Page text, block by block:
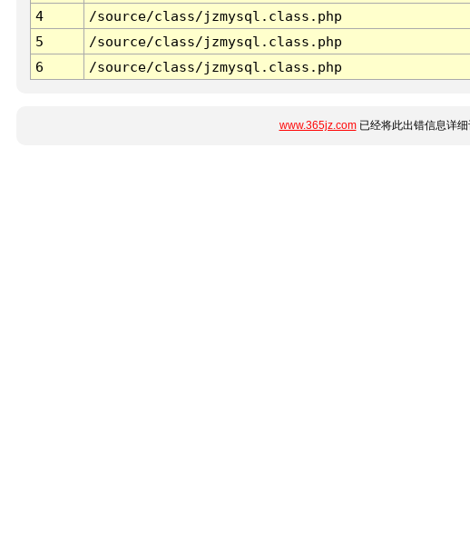
4
/source/class/jzmysql.class.php
5
/source/class/jzmysql.class.php
6
/source/class/jzmysql.class.php
www.365jz.com已经将此出错信息详细